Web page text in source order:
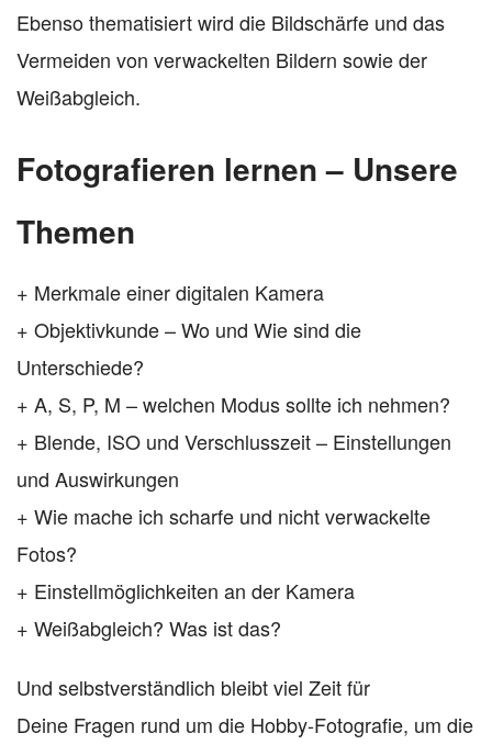
Ebenso thematisiert wird die Bildschärfe und das
Vermeiden von verwackelten Bildern sowie der
Weißabgleich.
Fotografieren lernen – Unsere
Themen
+ Merkmale einer digitalen Kamera
+ Objektivkunde – Wo und Wie sind die
Unterschiede?
+ A, S, P, M – welchen Modus sollte ich nehmen?
+ Blende, ISO und Verschlusszeit – Einstellungen
und Auswirkungen
+ Wie mache ich scharfe und nicht verwackelte
Fotos?
+ Einstellmöglichkeiten an der Kamera
+ Weißabgleich? Was ist das?
Und selbstverständlich bleibt viel Zeit für
Deine Fragen rund um die Hobby-Fotografie, um die